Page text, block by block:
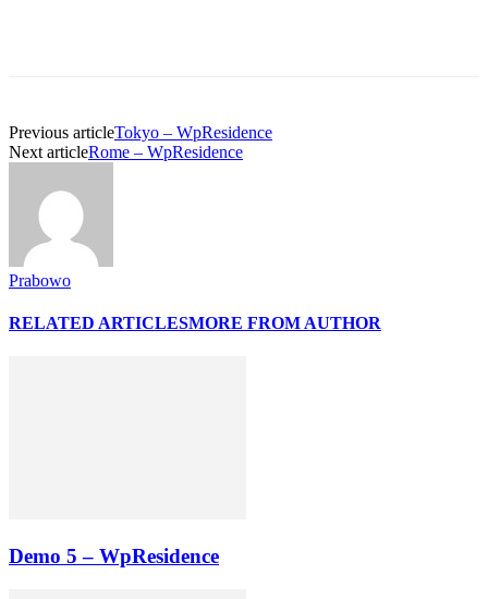
Previous articleTokyo – WpResidence
Next articleRome – WpResidence
Prabowo
RELATED ARTICLESMORE FROM AUTHOR
Demo 5 – WpResidence